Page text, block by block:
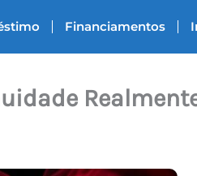
Financiamentos